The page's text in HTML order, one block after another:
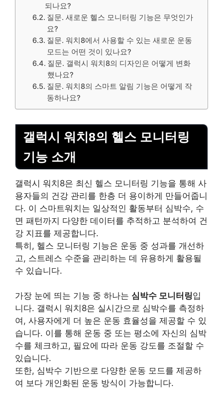
되나요?
질문. 새로운 헬스 모니터링 기능은 무엇인가
요?
질문. 워치8에서 사용할 수 있는 새로운 운동
모드는 어떤 것이 있나요?
질문. 갤럭시 워치8의 디자인은 어떻게 변화
했나요?
질문. 워치8의 스마트 알림 기능은 어떻게 작
동하나요?
갤럭시 워치8의 헬스 모니터링
기능 소개
갤럭시 워치8은 최신 헬스 모니터링 기능을 통해 사
용자들의 건강 관리를 한층 더 용이하게 만들어줍니
다. 이 스마트워치는 일상적인 활동부터 심박수, 수
면 패턴까지 다양한 데이터를 추적하고 분석하여 건
강 지표를 제공합니다.
특히, 헬스 모니터링 기능은 운동 중 성과를 개선하
고, 스트레스 수준을 관리하는 데 유용하게 활용될
수 있습니다.
가장 눈에 띄는 기능 중 하나는 심박수 모니터링입
니다. 갤럭시 워치8은 실시간으로 심박수를 측정하
여, 사용자에게 더 높은 운동 효율성을 제공할 수 있
습니다. 이를 통해 운동 중 또는 평소에 자신의 심박
수를 체크하고, 필요에 따라 운동 강도를 조절할 수
있습니다.
또한, 심박수 기반으로 다양한 운동 모드를 제공하
여 보다 개인화된 운동 방식이 가능합니다.